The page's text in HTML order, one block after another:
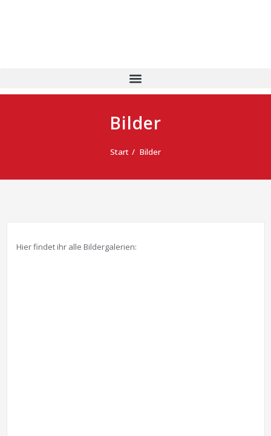
Bilder
Start Bilder
Hier findet ihr alle Bildergalerien: